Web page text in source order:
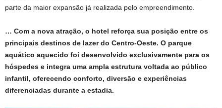
parte da maior expansão já realizada pelo empreendimento.
… Com a nova atração, o hotel reforça sua posição entre os
principais destinos de lazer do Centro-Oeste. O parque
aquático aquecido foi desenvolvido exclusivamente para os
hóspedes e integra uma ampla estrutura voltada ao público
infantil, oferecendo conforto, diversão e experiências
diferenciadas durante a estadia.